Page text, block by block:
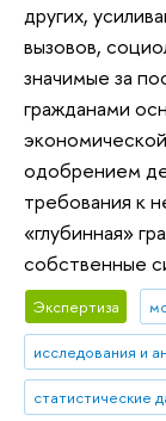
других,
вызовов,
значимые за
гражданами
одобрением
требования к
«глубинная»
собственные
Экспертиза
исследования и
статистические